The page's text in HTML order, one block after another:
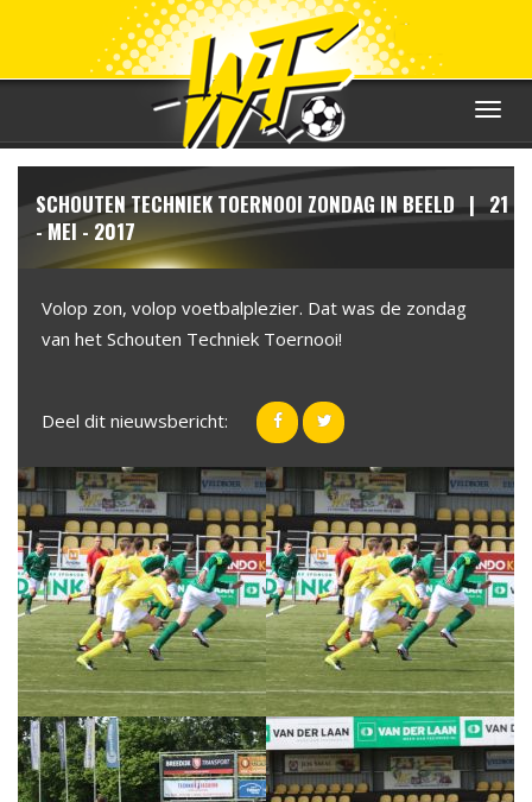
Toggle
SCHOUTEN TECHNIEK TOERNOOI ZONDAG IN BEELD | 21
- MEI - 2017
Volop zon, volop voetbalplezier. Dat was de zondag
van het Schouten Techniek Toernooi!
Deel dit nieuwsbericht: